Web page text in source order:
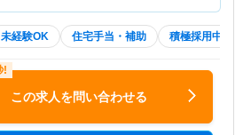
未経験OK 住宅手当・補助 積極採用中
この求人を問い合わせる